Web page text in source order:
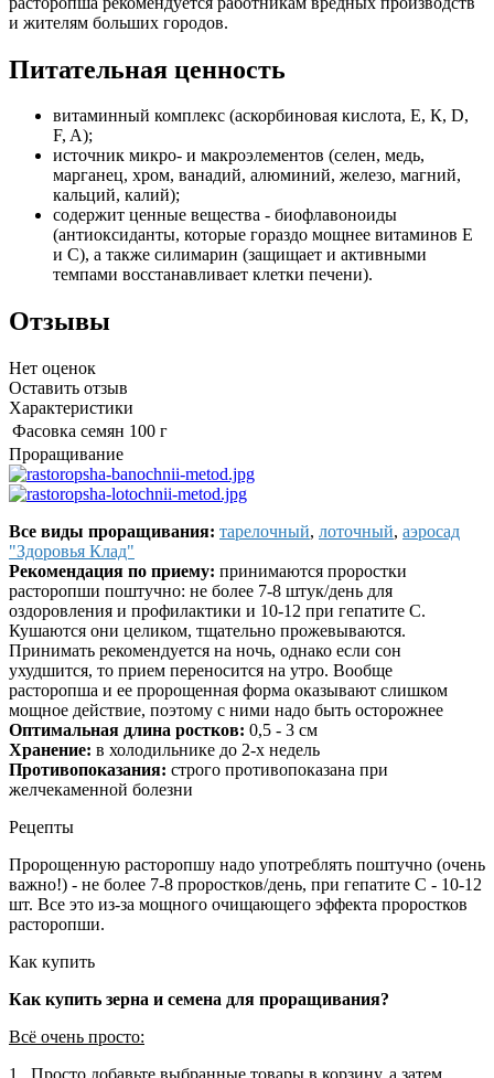
и жителям больших городов.
Питательная ценность
витаминный комплекс (аскорбиновая кислота, Е, К, D,
F, A);
источник микро- и макроэлементов (селен, медь,
марганец, хром, ванадий, алюминий, железо, магний,
кальций, калий);
содержит ценные вещества - биофлавоноиды
(антиоксиданты, которые гораздо мощнее витаминов Е
и С), а также силимарин (защищает и активными
темпами восстанавливает клетки печени).
Отзывы
Нет оценок
Оставить отзыв
Характеристики
Фасовка семян 100 г
Проращивание
Все виды проращивания: тарелочный, лоточный, аэросад
"Здоровья Клад"
Рекомендация по приему: принимаются проростки
расторопши поштучно: не более 7-8 штук/день для
оздоровления и профилактики и 10-12 при гепатите С.
Кушаются они целиком, тщательно прожевываются.
Принимать рекомендуется на ночь, однако если сон
ухудшится, то прием переносится на утро. Вообще
расторопша и ее пророщенная форма оказывают слишком
мощное действие, поэтому с ними надо быть осторожнее
Оптимальная длина ростков: 0,5 - 3 см
Хранение: в холодильнике до 2-х недель
Противопоказания: строго противопоказана при
желчекаменной болезни
Рецепты
Пророщенную расторопшу надо употреблять поштучно (очень
важно!) - не более 7-8 проростков/день, при гепатите С - 10-12
шт. Все это из-за мощного очищающего эффекта проростков
расторопши.
Как купить
Как купить зерна и семена для проращивания?
Всё очень просто: